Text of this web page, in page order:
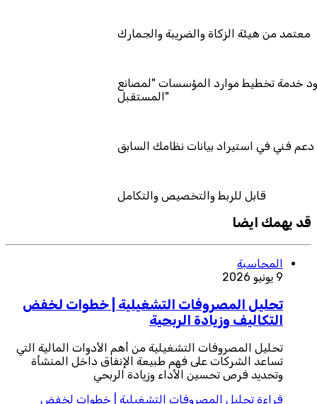
معتمد من هيئة الزكاة والضريبة والجمارك
كمزود خدمة تخطيط موارد المؤسسات "لمصانع
المستقبل"
دعم فني في استيراد بيانات نظامك السابق
قابل للربط والتخصيص والتكامل
قد يهمك ايضا
المحاسبة
9 يونيو 2026
تحليل المصروفات التشغيلية | خطوات لخفض
التكاليف وزيادة الربحية
تحليل المصروفات التشغيلية من أهم الأدوات المالية التي
تساعد الشركات على فهم طبيعة الإنفاق داخل المنشأة
وتحديد فرص تحسين الأداء وزيادة الربحي
قراءة تحليل المصروفات التشغيلية | خطوات لخفض